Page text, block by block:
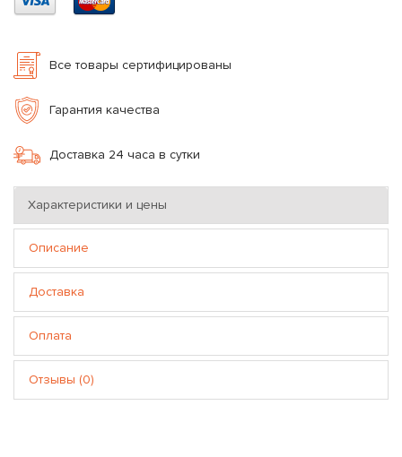
Все товары сертифицированы
Гарантия качества
Доставка 24 часа в сутки
Характеристики и цены
Описание
Доставка
Оплата
Отзывы (0)